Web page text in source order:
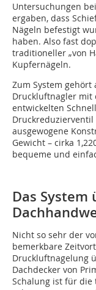
Untersuchungen
ergaben, dass
Nägeln befestigt
haben. Also fast
traditioneller „von
Kupfernägeln.
Zum System
Druckluftnagler mit
entwickelten
ausgewogene
Gewicht – cirka
bequeme und
Das System
Nicht so sehr der
bemerkbare
Druckluftnagelung
Dachdecker von
Schalung ist für